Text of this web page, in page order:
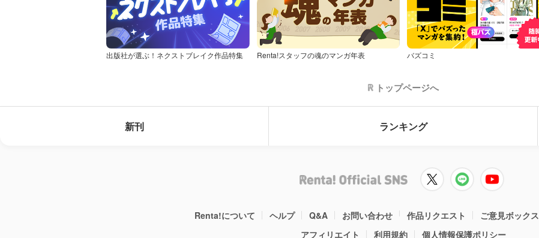
出版社が選ぶ！ネクストブレイク作品特集 Renta!スタッフの魂のマンガ年表 バズコミ
トップページへ
新刊 ランキング
Renta!について ヘルプ Q&A お問い合わせ 作品リクエスト ご意見ボックス
アフィリエイト
利用規約 個人情報保護ポリシー